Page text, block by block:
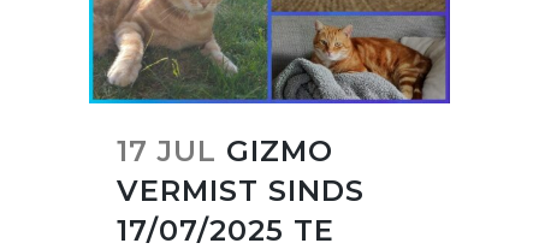
17 JUL GIZMO
VERMIST SINDS
17/07/2025 TE